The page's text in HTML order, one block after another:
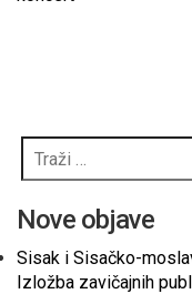
Nove objave
Sisak i Sisačko-
Izložba zavičajnih